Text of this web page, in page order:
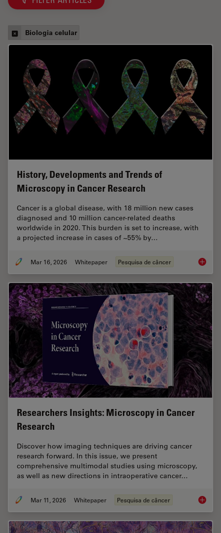
Biologia celular
History, Developments and Trends of
Microscopy in Cancer Research
Cancer is a global disease, with 18 million new cases
diagnosed and 10 million cancer-related deaths
worldwide in 2020. This burden is set to increase, with
a projected increase in cases of ~55% by…
Mar 16, 2026 Whitepaper Pesquisa de câncer
Researchers Insights: Microscopy in Cancer
Research
Discover how imaging techniques are driving cancer
research forward. In this issue, we present
comprehensive multimodal studies using microscopy,
as well as new directions in intraoperative cancer…
Mar 11, 2026 Whitepaper Pesquisa de câncer